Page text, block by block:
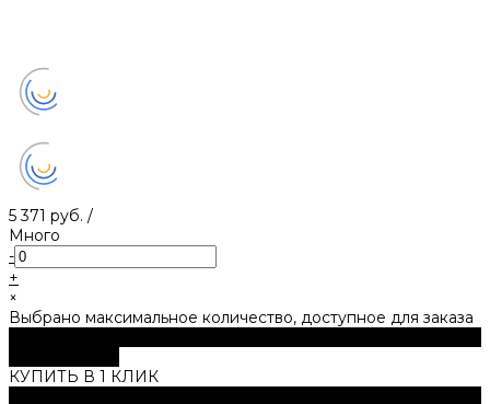
5 371 руб. /
Много
-
+
×
Выбрано максимальное количество, доступное для заказа
КУПИТЬ В 1 КЛИК